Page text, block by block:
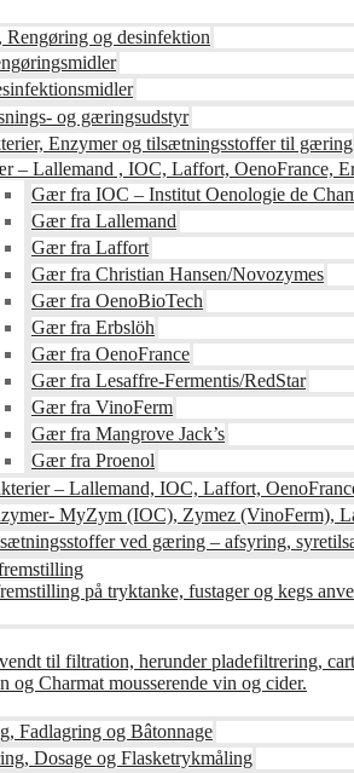
Rengøring og desinfektion
og gæringsudstyr
Enzymer og tilsætningsstoffer til gæring
– Lallemand , IOC, Laffort, OenoFrance,
Gær fra IOC – Institut Oenologie de
Gær fra Lallemand
Gær fra Laffort
Gær fra Christian Hansen/Novozymes
Gær fra OenoBioTech
Gær fra Erbslöh
Gær fra OenoFrance
Gær fra Lesaffre-Fermentis/RedStar
Gær fra VinoFerm
Gær fra Mangrove Jack’s
Gær fra Proenol
– Lallemand, IOC, Laffort,
MyZym (IOC), Zymez (VinoFerm),
ved gæring – afsyring,
på tryktanke, fustager og kegs
til filtration, herunder pladefiltrering,
og Charmat mousserende vin og cider.
Fadlagring og Bâtonnage
Dosage og Flasketrykmåling